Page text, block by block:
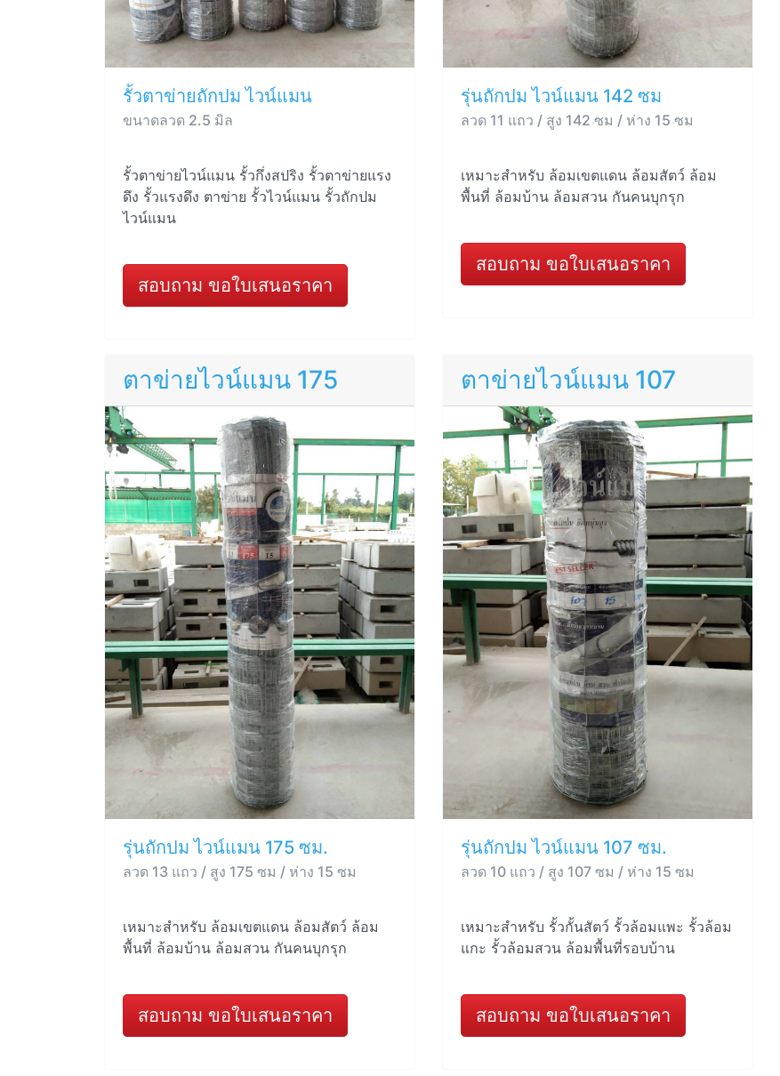
รั้วตาข่ายถักปม ไวน์แมน
ขนาดลวด 2.5 มิล
รั้วตาข่ายไวน์แมน รั้วกึ่งสปริง รั้วตาข่ายแรง
ดึง รั้วแรงดึง ตาข่าย รั้วไวน์แมน รั้วถักปม
ไวน์แมน
สอบถาม ขอใบเสนอราคา
รุ่นถักปม ไวน์แมน 142 ซม
ลวด 11 แถว / สูง 142 ซม / ห่าง 15 ซม
เหมาะสำหรับ ล้อมเขตแดน ล้อมสัตว์ ล้อม
พื้นที่ ล้อมบ้าน ล้อมสวน กันคนบุกรุก
สอบถาม ขอใบเสนอราคา
ตาข่ายไวน์แมน 175
รุ่นถักปม ไวน์แมน 175 ซม.
ลวด 13 แถว / สูง 175 ซม / ห่าง 15 ซม
เหมาะสำหรับ ล้อมเขตแดน ล้อมสัตว์ ล้อม
พื้นที่ ล้อมบ้าน ล้อมสวน กันคนบุกรุก
สอบถาม ขอใบเสนอราคา
ตาข่ายไวน์แมน 107
รุ่นถักปม ไวน์แมน 107 ซม.
ลวด 10 แถว / สูง 107 ซม / ห่าง 15 ซม
เหมาะสำหรับ รั้วกั้นสัตว์ รั้วล้อมแพะ รั้วล้อม
แกะ รั้วล้อมสวน ล้อมพื้นที่รอบบ้าน
สอบถาม ขอใบเสนอราคา